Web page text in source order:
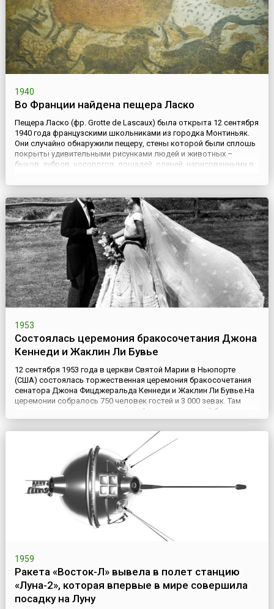
1940
Во Франции найдена пещера Ласко
Пещера Ласко (фр. Grotte de Lascaux) была открыта 12 сентября
1940 года французскими школьниками из городка Монтиньяк.
Они случайно обнаружили пещеру, стены которой были сплошь
покрыты удивительными рисунками людей и животных –
быков, зубров, носорогов, лошадей, оленей, нарисованными в
темными контурами. Сама пещера относительно небольшого...
1953
Состоялась церемония бракосочетания Джона
Кеннеди и Жаклин Ли Бувье
12 сентября 1953 года в церкви Святой Марии в Ньюпорте
(США) состоялась торжественная церемония бракосочетания
сенатора Джона Фицджеральда Кеннеди и Жаклин Ли Бувье.На
церемонии собралось 750 человек гостей и 3 000 зевак. Там
присутствовал весь политический и экономический бомонд
Америки, а журналисты окрестили это мероприятие «свадьбой
года» и «самым значительным событием года». Познакоми...
1959
Ракета «Восток-Л» вывела в полет станцию
«Луна-2», которая впервые в мире совершила
посадку на Луну